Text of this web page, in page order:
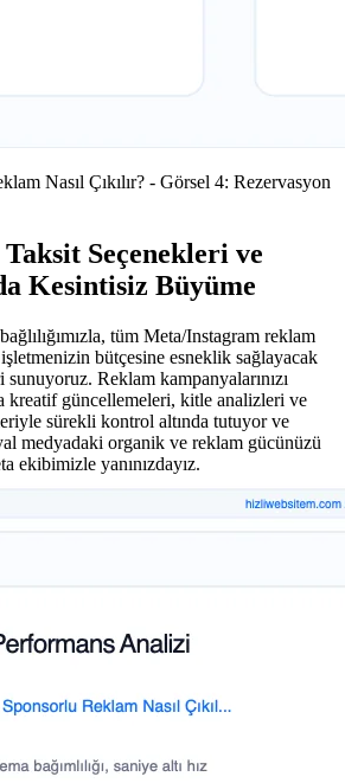
Nasıl Çıkılır? - Görsel 4: Rezervasyon
Seçenekleri ve
Kesintisiz Büyüme
tüm Meta/Instagram reklam
bütçesine esneklik sağlayacak
Reklam kampanyalarınızı
kreatif güncellemeleri, kitle analizleri ve
sürekli kontrol altında tutuyor ve
medyadaki organik ve reklam gücünüzü
ekibimizle yanınızdayız.